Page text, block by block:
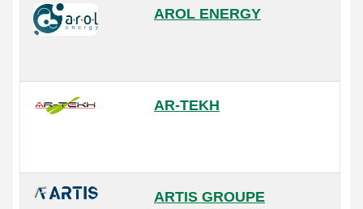
AROL ENERGY
AR-TEKH
ARTIS GROUPE